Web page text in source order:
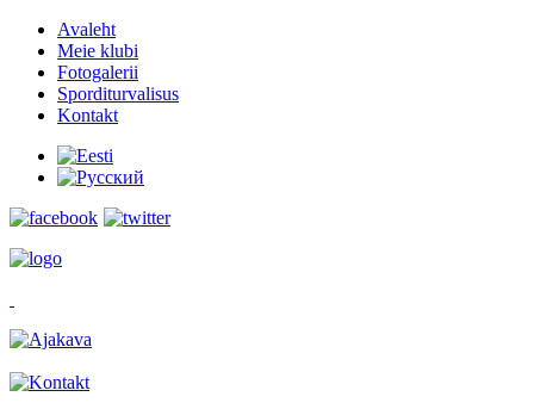
Avaleht
Meie klubi
Fotogalerii
Sporditurvalisus
Kontakt